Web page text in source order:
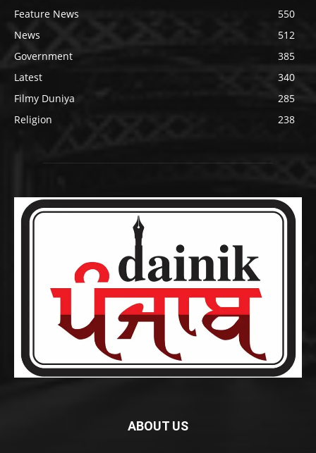
Feature News
550
News
512
Government
385
Latest
340
Filmy Duniya
285
Religion
238
ABOUT US